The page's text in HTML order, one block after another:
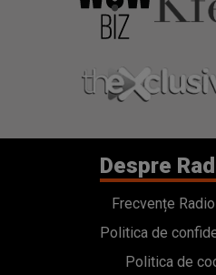
Despre
Frecvențe
Politica de
Politica de